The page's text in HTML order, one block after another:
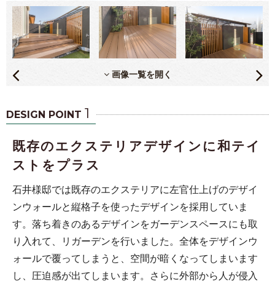
画像一覧を開く
DESIGN POINT 1
既存のエクステリアデザインに和テイ
ストをプラス
石井様邸では既存のエクステリアに左官仕上げのデザイ
ンウォールと縦格子を使ったデザインを採用していま
す。落ち着きのあるデザインをガーデンスペースにも取
り入れて、リガーデンを行いました。全体をデザインウ
ォールで覆ってしまうと、空間が暗くなってしまいます
し、圧迫感が出てしまいます。さらに外部から人が侵入